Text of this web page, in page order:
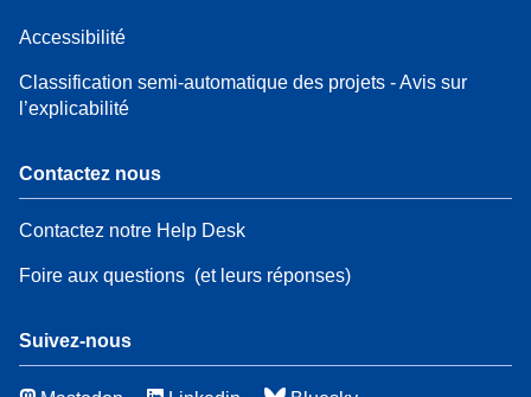
Accessibilité
Classification semi-automatique des projets - Avis sur
l’explicabilité
Contactez nous
Contactez notre Help Desk
Foire aux questions (et leurs réponses)
Suivez-nous